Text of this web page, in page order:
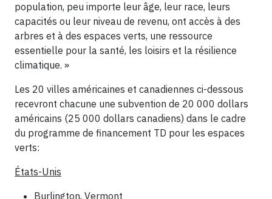
population, peu importe leur âge, leur race, leurs
capacités ou leur niveau de revenu, ont accès à des
arbres et à des espaces verts, une ressource
essentielle pour la santé, les loisirs et la résilience
climatique. »
Les 20 villes américaines et canadiennes ci-dessous
recevront chacune une subvention de 20 000 dollars
américains (25 000 dollars canadiens) dans le cadre
du programme de financement TD pour les espaces
verts:
États-Unis
Burlington, Vermont